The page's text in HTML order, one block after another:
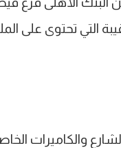
التي تحتوى
والكاميرات